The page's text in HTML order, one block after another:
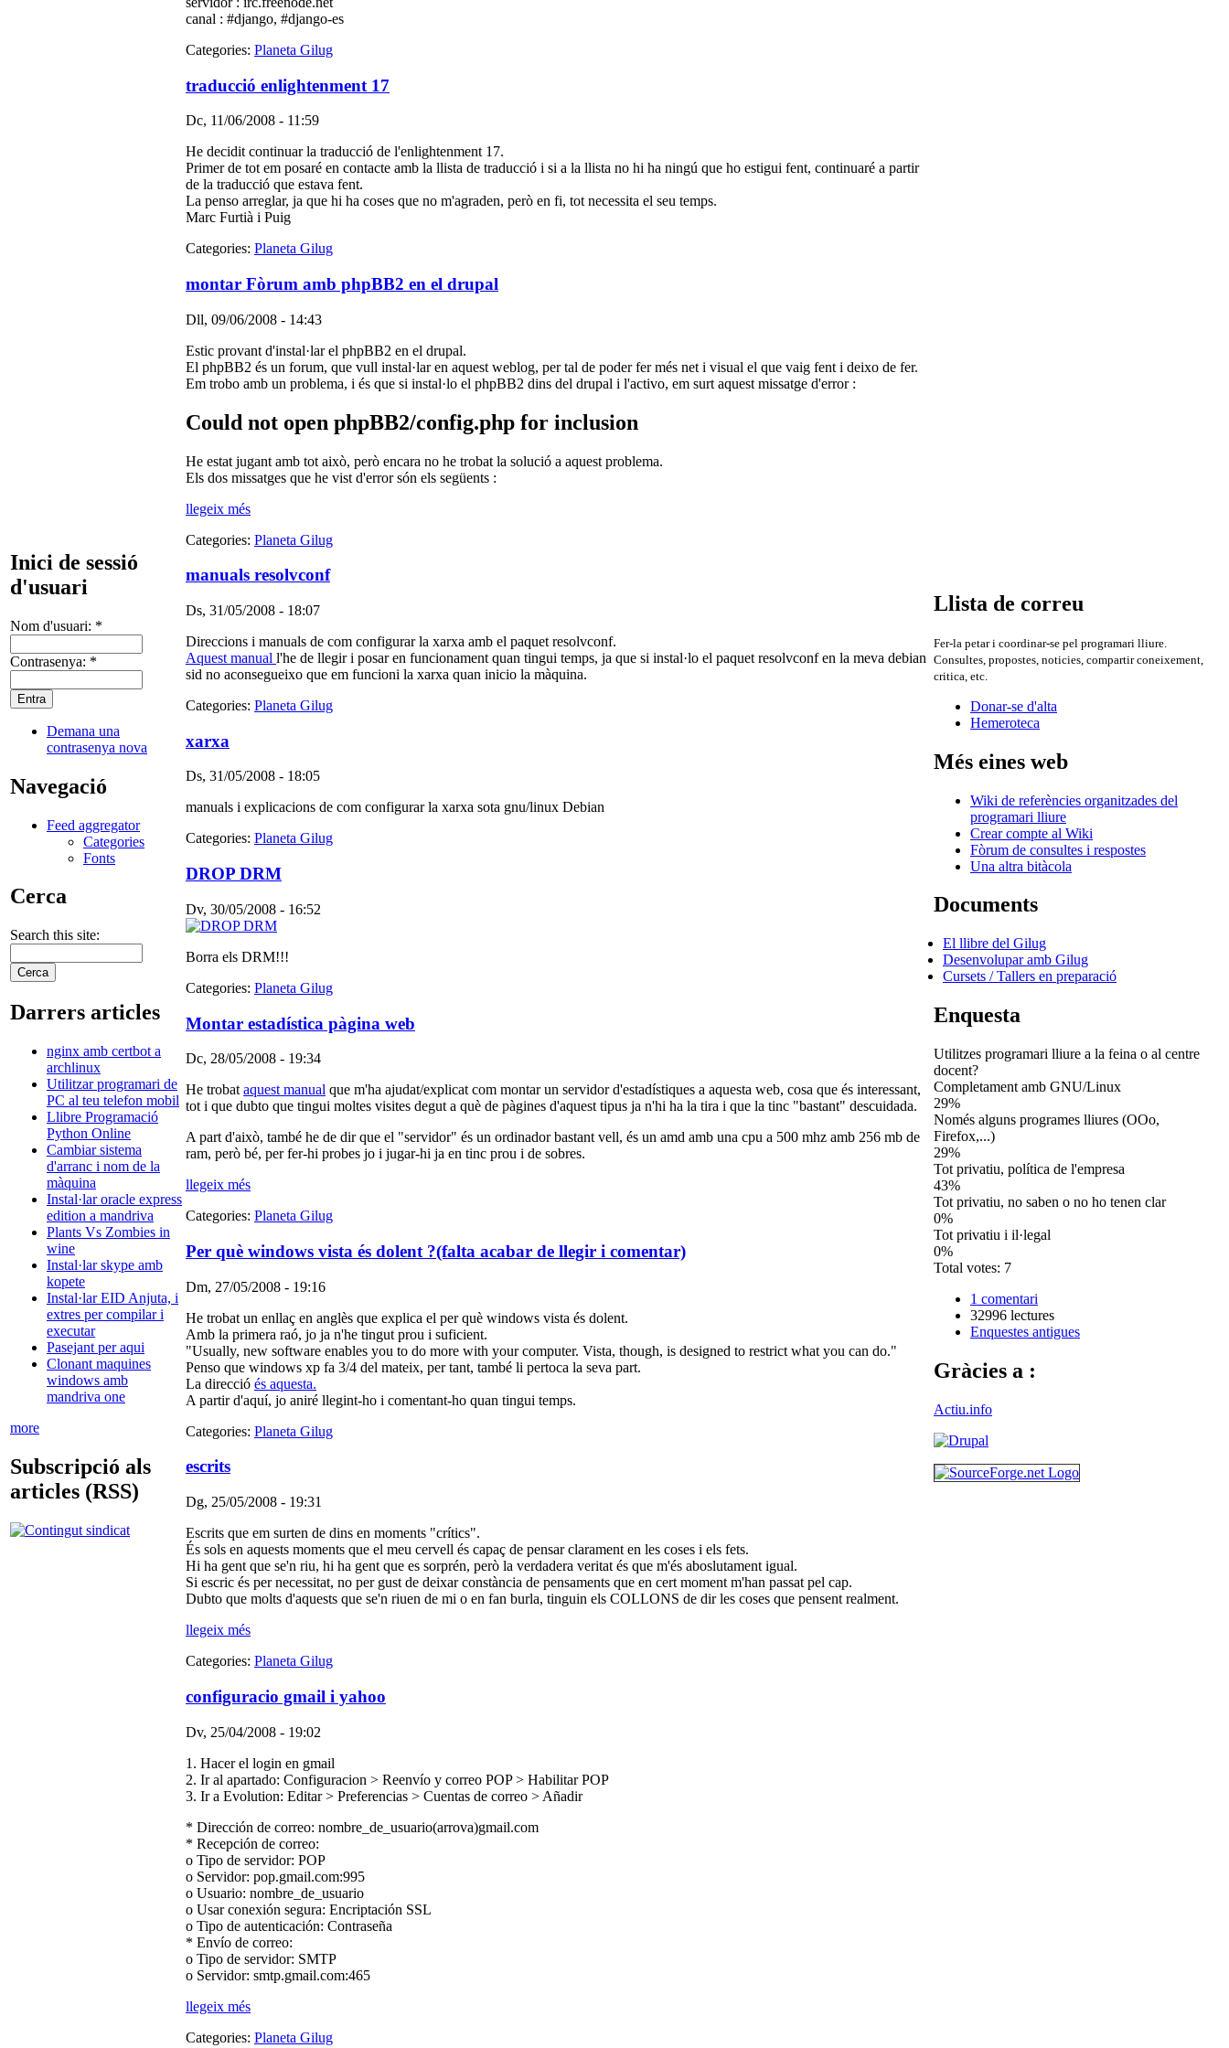
Inici de sessió
d'usuari
Nom d'usuari: *
Contrasenya: *
Demana una
contrasenya nova
Navegació
Feed aggregator
Categories
Fonts
Cerca
Search this site:
Darrers articles
nginx amb certbot a
archlinux
Utilitzar programari de
PC al teu telefon mobil
Llibre Programació
Python Online
Cambiar sistema
d'arranc i nom de la
màquina
Instal·lar oracle express
edition a mandriva
Plants Vs Zombies in
wine
Instal·lar skype amb
kopete
Instal·lar EID Anjuta, i
extres per compilar i
executar
Pasejant per aqui
Clonant maquines
windows amb
mandriva one
more
Subscripció als
articles (RSS)
canal : #django, #django-es
Categories: Planeta Gilug
traducció enlightenment 17
Dc, 11/06/2008 - 11:59
He decidit continuar la traducció de l'enlightenment 17.
Primer de tot em posaré en contacte amb la llista de traducció i si a la llista no hi ha ningú que ho estigui fent, continuaré a partir
de la traducció que estava fent.
La penso arreglar, ja que hi ha coses que no m'agraden, però en fi, tot necessita el seu temps.
Marc Furtià i Puig
Categories: Planeta Gilug
montar Fòrum amb phpBB2 en el drupal
Dll, 09/06/2008 - 14:43
Estic provant d'instal·lar el phpBB2 en el drupal.
El phpBB2 és un forum, que vull instal·lar en aquest weblog, per tal de poder fer més net i visual el que vaig fent i deixo de fer.
Em trobo amb un problema, i és que si instal·lo el phpBB2 dins del drupal i l'activo, em surt aquest missatge d'error :
Could not open phpBB2/config.php for inclusion
He estat jugant amb tot això, però encara no he trobat la solució a aquest problema.
Els dos missatges que he vist d'error són els següents :
llegeix més
Categories: Planeta Gilug
manuals resolvconf
Ds, 31/05/2008 - 18:07
Direccions i manuals de com configurar la xarxa amb el paquet resolvconf.
Aquest manual l'he de llegir i posar en funcionament quan tingui temps, ja que si instal·lo el paquet resolvconf en la meva debian
sid no aconsegueixo que em funcioni la xarxa quan inicio la màquina.
Categories: Planeta Gilug
xarxa
Ds, 31/05/2008 - 18:05
manuals i explicacions de com configurar la xarxa sota gnu/linux Debian
Categories: Planeta Gilug
DROP DRM
Dv, 30/05/2008 - 16:52
Borra els DRM!!!
Categories: Planeta Gilug
Montar estadística pàgina web
Dc, 28/05/2008 - 19:34
He trobat aquest manual que m'ha ajudat/explicat com montar un servidor d'estadístiques a aquesta web, cosa que és interessant,
tot i que dubto que tingui moltes visites degut a què de pàgines d'aquest tipus ja n'hi ha la tira i que la tinc "bastant" descuidada.
A part d'això, també he de dir que el "servidor" és un ordinador bastant vell, és un amd amb una cpu a 500 mhz amb 256 mb de
ram, però bé, per fer-hi probes jo i jugar-hi ja en tinc prou i de sobres.
llegeix més
Categories: Planeta Gilug
Per què windows vista és dolent ?(falta acabar de llegir i comentar)
Dm, 27/05/2008 - 19:16
He trobat un enllaç en anglès que explica el per què windows vista és dolent.
Amb la primera raó, jo ja n'he tingut prou i suficient.
"Usually, new software enables you to do more with your computer. Vista, though, is designed to restrict what you can do."
Penso que windows xp fa 3/4 del mateix, per tant, també li pertoca la seva part.
La direcció és aquesta.
A partir d'aquí, jo aniré llegint-ho i comentant-ho quan tingui temps.
Categories: Planeta Gilug
escrits
Dg, 25/05/2008 - 19:31
Escrits que em surten de dins en moments "crítics".
És sols en aquests moments que el meu cervell és capaç de pensar clarament en les coses i els fets.
Hi ha gent que se'n riu, hi ha gent que es sorprén, però la verdadera veritat és que m'és aboslutament igual.
Si escric és per necessitat, no per gust de deixar constància de pensaments que en cert moment m'han passat pel cap.
Dubto que molts d'aquests que se'n riuen de mi o en fan burla, tinguin els COLLONS de dir les coses que pensent realment.
llegeix més
Categories: Planeta Gilug
configuracio gmail i yahoo
Dv, 25/04/2008 - 19:02
1. Hacer el login en gmail
2. Ir al apartado: Configuracion > Reenvío y correo POP > Habilitar POP
3. Ir a Evolution: Editar > Preferencias > Cuentas de correo > Añadir
* Dirección de correo: nombre_de_usuario(arrova)gmail.com
* Recepción de correo:
o Tipo de servidor: POP
o Servidor: pop.gmail.com:995
o Usuario: nombre_de_usuario
o Usar conexión segura: Encriptación SSL
o Tipo de autenticación: Contraseña
* Envío de correo:
o Tipo de servidor: SMTP
o Servidor: smtp.gmail.com:465
llegeix més
Categories: Planeta Gilug
Llista de correu
Fer-la petar i coordinar-se pel programari lliure.
Consultes, propostes, noticies, compartir coneixement,
critica, etc.
Donar-se d'alta
Hemeroteca
Més eines web
Wiki de referències organitzades del
programari lliure
Crear compte al Wiki
Fòrum de consultes i respostes
Una altra bitàcola
Documents
El llibre del Gilug
Desenvolupar amb Gilug
Cursets / Tallers en preparació
Enquesta
Utilitzes programari lliure a la feina o al centre
docent?
Completament amb GNU/Linux
29%
Només alguns programes lliures (OOo,
Firefox,...)
29%
Tot privatiu, política de l'empresa
43%
Tot privatiu, no saben o no ho tenen clar
0%
Tot privatiu i il·legal
0%
Total votes: 7
1 comentari
32996 lectures
Enquestes antigues
Gràcies a :
Actiu.info